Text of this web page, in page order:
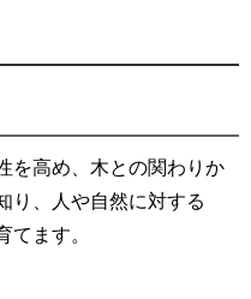
を高め、木との関わりか
り、人や自然に対する
てます。